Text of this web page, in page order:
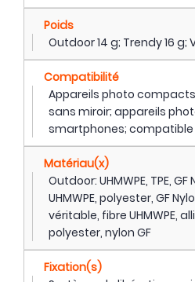
Poids
Outdoor 14 g; Trendy 16 g;
Compatibilité
Appareils photo
sans miroir; appareils
smartphones; compatible
Matériau(x)
Outdoor: UHMWPE, TPE,
UHMWPE, polyester, GF
véritable, fibre UHMWPE,
polyester, nylon GF
Fixation(s)